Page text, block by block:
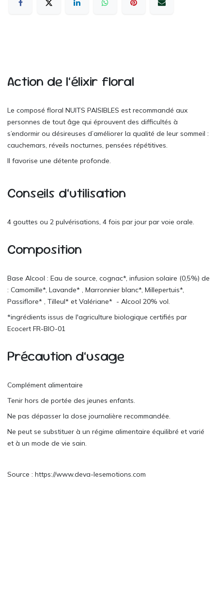
Action de l’élixir floral
Le composé floral NUITS PAISIBLES est recommandé aux
personnes de tout âge qui éprouvent des difficultés à
s’endormir ou désireuses d’améliorer la qualité de leur sommeil :
cauchemars, réveils nocturnes, pensées répétitives.
Il favorise une détente profonde.
Conseils d’utilisation
4 gouttes ou 2 pulvérisations, 4 fois par jour par voie orale.
Composition
Base Alcool : Eau de source, cognac*, infusion solaire (0,5%) de
: Camomille*, Lavande* , Marronnier blanc*, Millepertuis*,
Passiflore* , Tilleul* et Valériane* - Alcool 20% vol.
*ingrédients issus de l'agriculture biologique certifiés par
Ecocert FR-BIO-01
Précaution d’usage
Complément alimentaire
Tenir hors de portée des jeunes enfants.
Ne pas dépasser la dose journalière recommandée.
Ne peut se substituer à un régime alimentaire équilibré et varié
et à un mode de vie sain.
Source : https://www.deva-lesemotions.com